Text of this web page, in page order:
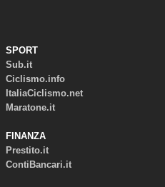
SPORT
Sub.it
Ciclismo.info
ItaliaCiclismo.net
Maratone.it
FINANZA
Prestito.it
ContiBancari.it